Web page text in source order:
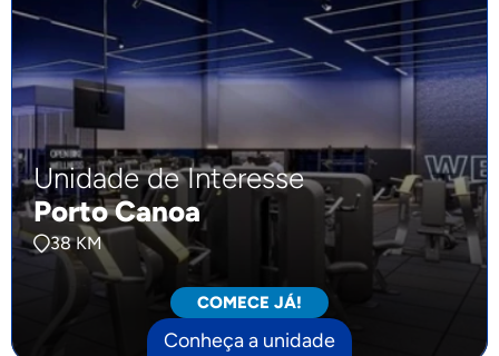
Unidade de Interesse
Porto Canoa
38 KM
COMECE JÁ!
Conheça a unidade